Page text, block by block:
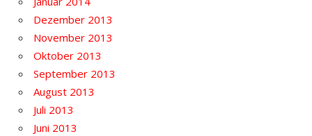
Dezember 2013
November 2013
Oktober 2013
September 2013
August 2013
Juli 2013
Juni 2013